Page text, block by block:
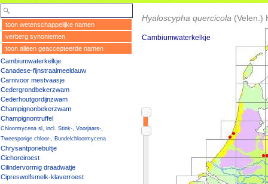
toon wetenschappelijke namen
verberg synoniemen
toon alleen geaccepteerde namen
Cambiumwaterkelkje
Canadese-fijnstraalmeeldauw
Carnivoor mestvaasje
Cedergrondbekerzwam
Cederhoutgordijnzwam
Champignonbekerzwam
Champignontruffel
Chloormycena sl, incl. Stink-, Voorjaars-,
Tweesporige chloor-, Bundelchloormycena
Chrysantporiebultje
Cichoreiroest
Cilindervormig draadwatje
Cipreswolfsmelk-klaverroest
Hyaloscypha quercicola (Velen.)
Cambiumwaterkelkje